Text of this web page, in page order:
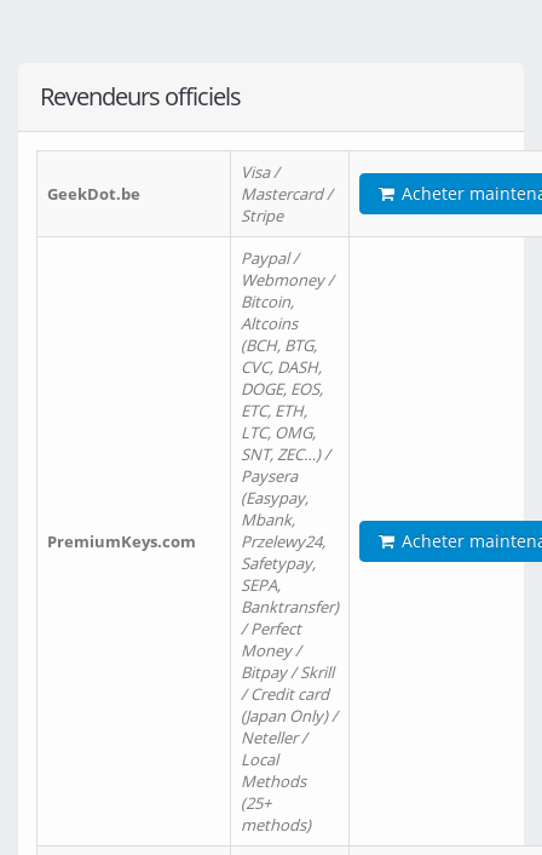
Revendeurs officiels
GeekDot.be
Visa /
Mastercard /
Stripe
Acheter
PremiumKeys.com
Paypal /
Webmoney /
Bitcoin,
Altcoins
(BCH, BTG,
CVC, DASH,
DOGE, EOS,
ETC, ETH,
LTC, OMG,
SNT, ZEC…) /
Paysera
(Easypay,
Mbank,
Przelewy24,
Safetypay,
SEPA,
Banktransfer)
/ Perfect
Money /
Bitpay / Skrill
/ Credit card
(Japan Only) /
Neteller /
Local
Methods
(25+
methods)
Acheter